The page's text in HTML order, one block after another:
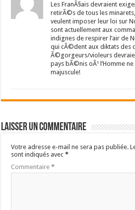
Les FranÃ§ais devraient
retirÃ©s de tous les
veulent imposer leur loi sur
sont actuellement aux
indignes de respirer l’air de
qui cÃ©dent aux diktats des
Ã©gorgeurs/violeurs
pays bÃ©nis oÃ¹ l’Homme
majuscule!
Laisser un commentaire
Votre adresse e-mail ne sera pas publiée.
sont indiqués avec*
Commentaire*